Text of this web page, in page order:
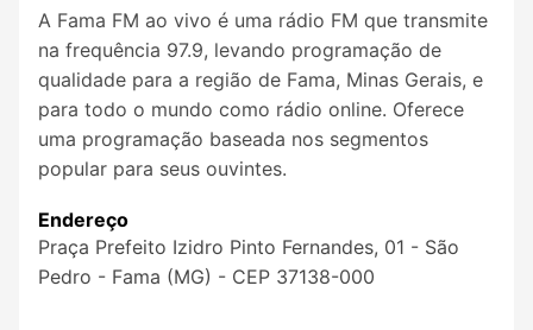
A Fama FM ao vivo é uma rádio FM que transmite
na frequência 97.9, levando programação de
qualidade para a região de Fama, Minas Gerais, e
para todo o mundo como rádio online. Oferece
uma programação baseada nos segmentos
popular para seus ouvintes.
Endereço
Praça Prefeito Izidro Pinto Fernandes, 01 - São
Pedro - Fama (MG) - CEP 37138-000